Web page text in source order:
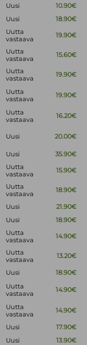
Uusi
10.90€
Uusi 18.90€
Uutta
vastaava
19.90€
Uutta
vastaava
15.60€
Uutta
vastaava
19.90€
Uutta
vastaava
19.90€
Uutta
vastaava
16.20€
Uusi 20.00€
Uusi 35.90€
Uutta
vastaava
15.90€
Uutta
vastaava
18.90€
Uusi
21.90€
Uusi 18.90€
Uutta
vastaava
14.90€
Uutta
vastaava
13.20€
Uusi
18.90€
Uutta
vastaava
14.90€
Uutta
vastaava
14.90€
Uusi
17.90€
Uusi
13.90€